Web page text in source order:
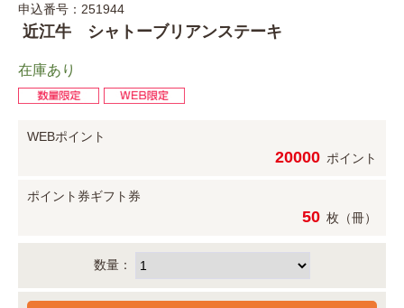
申込番号：251944
近江牛 シャトーブリアンステーキ
在庫あり
WEBポイント
20000 ポイント
ポイント券ギフト券
50 枚（冊）
数量：